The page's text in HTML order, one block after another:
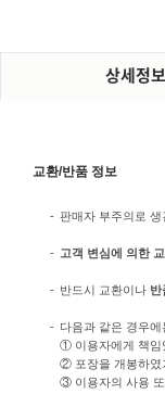
상세정보
교환/반품 정보
- 판매자 부주의로
- 고객 변심에 의한
- 반드시 교환이나 반
- 다음과 같은 경우
① 이용자에게 책임
② 포장을 개봉하였
③ 이용자의 사용 또